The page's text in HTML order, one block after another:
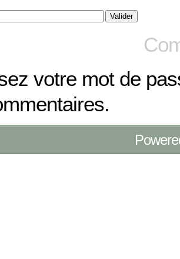
votre mot de